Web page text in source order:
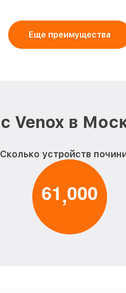
Еще преимущества
Venox в
Сколько устройств
61,000